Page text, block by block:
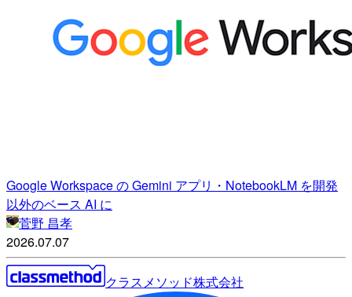
Google Workspace の Gemini アプリ・NotebookLM を開発
以外のベース AI に
菅野 昌孝
2026.07.07
クラスメソッド株式会社